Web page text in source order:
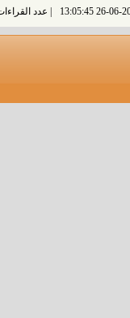
عدد القراءات: 4387 قراءة |